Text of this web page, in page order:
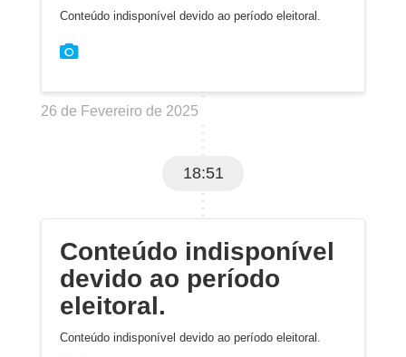
Conteúdo indisponível devido ao período eleitoral.
26 de Fevereiro de 2025
18:51
Conteúdo indisponível
devido ao período
eleitoral.
Conteúdo indisponível devido ao período eleitoral.